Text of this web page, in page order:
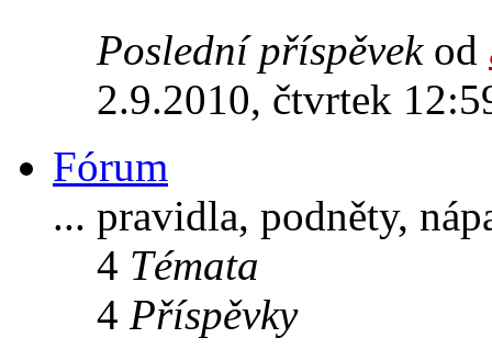
Poslední příspěvekod
2.9.2010, čtvrtek
Fórum
... pravidla, podněty,
4 Témata
4 Příspěvky